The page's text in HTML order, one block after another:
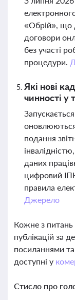
«Обрій», що
договори
без участі
процедури.
Які нові
чинності у
подання
даних
цифровий
правила
Джерело
Кожне з питань
публікацій за
посиланнями
доступні у
Стисло про